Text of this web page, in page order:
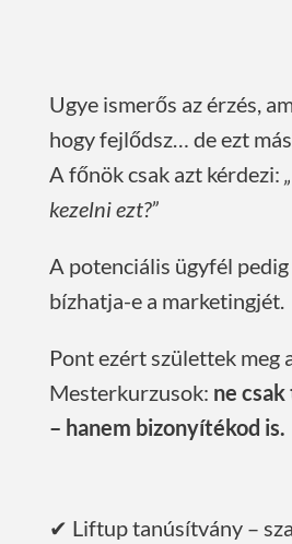
Ugye ismerős az érzés,
hogy fejlődsz… de ezt
A főnök csak azt kérdezi:
kezelni ezt?”
A potenciális ügyfél
bízhatja-e a marketingjét.
Pont ezért születtek meg
Mesterkurzusok: ne
– hanem bizonyítékod is.
✔ Liftup tanúsítvány –